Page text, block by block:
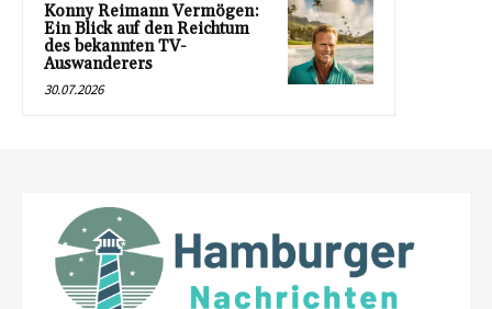
Konny Reimann Vermögen:
Ein Blick auf den Reichtum
des bekannten TV-
Auswanderers
30.07.2026